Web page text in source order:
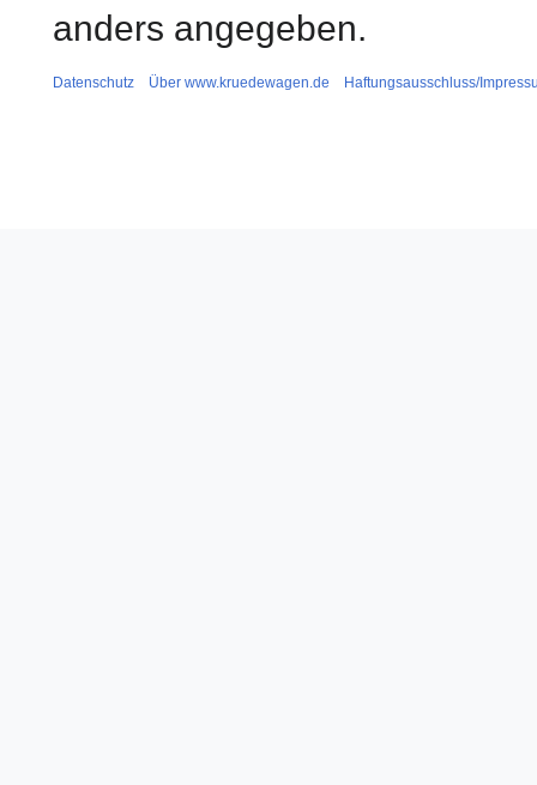
anders angegeben.
Datenschutz Über www.kruedewagen.de Haftungsausschluss/